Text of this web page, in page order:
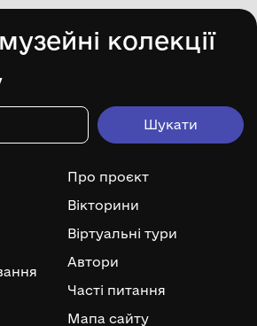
колекції
Про проєкт
Вікторини
Віртуальні тури
Автори
Часті питання
Мапа сайту